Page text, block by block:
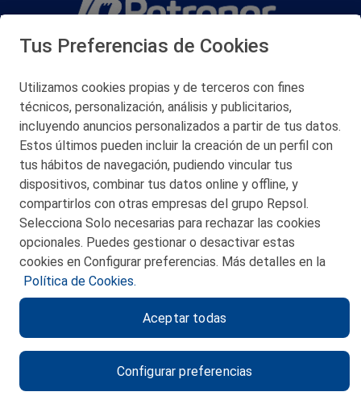
San Martín 5-Edificio Muñatones,
© 2026 Petronor S.A.
CONTACTO
MAPA WEB
POLITICA DE PRIVACIDAD
POLITICA DE COOKIES
CANAL DE ÉTICA
Tus Preferencias de Cookies
Utilizamos cookies propias y de terceros con fines
técnicos, personalización, análisis y publicitarios,
incluyendo anuncios personalizados a partir de tus datos.
Estos últimos pueden incluir la creación de un perfil con
tus hábitos de navegación, pudiendo vincular tus
dispositivos, combinar tus datos online y offline, y
compartirlos con otras empresas del grupo Repsol.
Selecciona Solo necesarias para rechazar las cookies
opcionales. Puedes gestionar o desactivar estas
cookies en Configurar preferencias. Más detalles en la
Política de Cookies.
Configurar preferencias
Aceptar todas